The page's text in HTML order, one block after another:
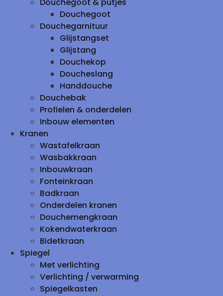
Douchegoot
Douchegarnituur
Glijstangset
Glijstang
Douchekop
Doucheslang
Handdouche
Douchebak
Profielen & onderdelen
Inbouw elementen
Kranen
Wastafelkraan
Wasbakkraan
Inbouwkraan
Fonteinkraan
Badkraan
Onderdelen kranen
Douchemengkraan
Kokendwaterkraan
Bidetkraan
Spiegel
Met verlichting
Verlichting / verwarming
Spiegelkasten